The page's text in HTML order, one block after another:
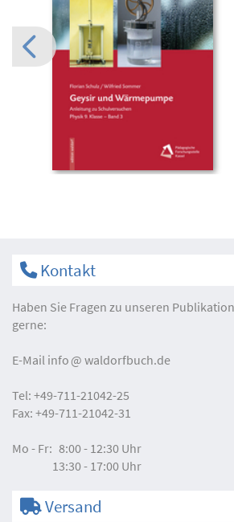
Kontakt
Haben Sie Fragen zu unseren
gerne:
E-Mail info waldorfbuch.de
Tel: +49-711-21042-25
Fax: +49-711-21042-31
Mo - Fr: 8:00 - 12:30 Uhr
13:30 - 17:00 Uhr
Versand